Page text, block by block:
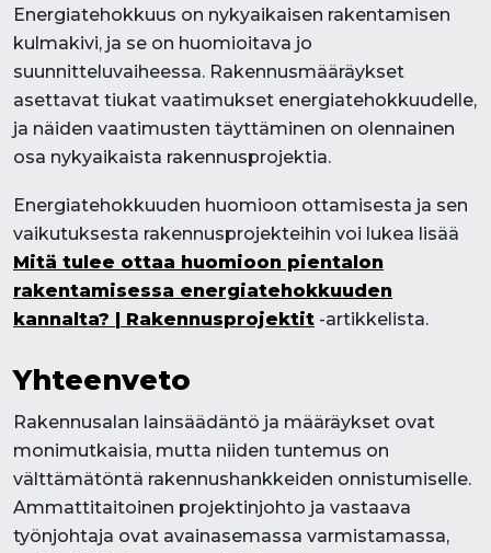
Energiatehokkuus on nykyaikaisen rakentamisen
kulmakivi, ja se on huomioitava jo
suunnitteluvaiheessa. Rakennusmääräykset
asettavat tiukat vaatimukset energiatehokkuudelle,
ja näiden vaatimusten täyttäminen on olennainen
osa nykyaikaista rakennusprojektia.
Energiatehokkuuden huomioon ottamisesta ja sen
vaikutuksesta rakennusprojekteihin voi lukea lisää
Mitä tulee ottaa huomioon pientalon
rakentamisessa energiatehokkuuden
kannalta? | Rakennusprojektit -artikkelista.
Yhteenveto
Rakennusalan lainsäädäntö ja määräykset ovat
monimutkaisia, mutta niiden tuntemus on
välttämätöntä rakennushankkeiden onnistumiselle.
Ammattitaitoinen projektinjohto ja vastaava
työnjohtaja ovat avainasemassa varmistamassa,